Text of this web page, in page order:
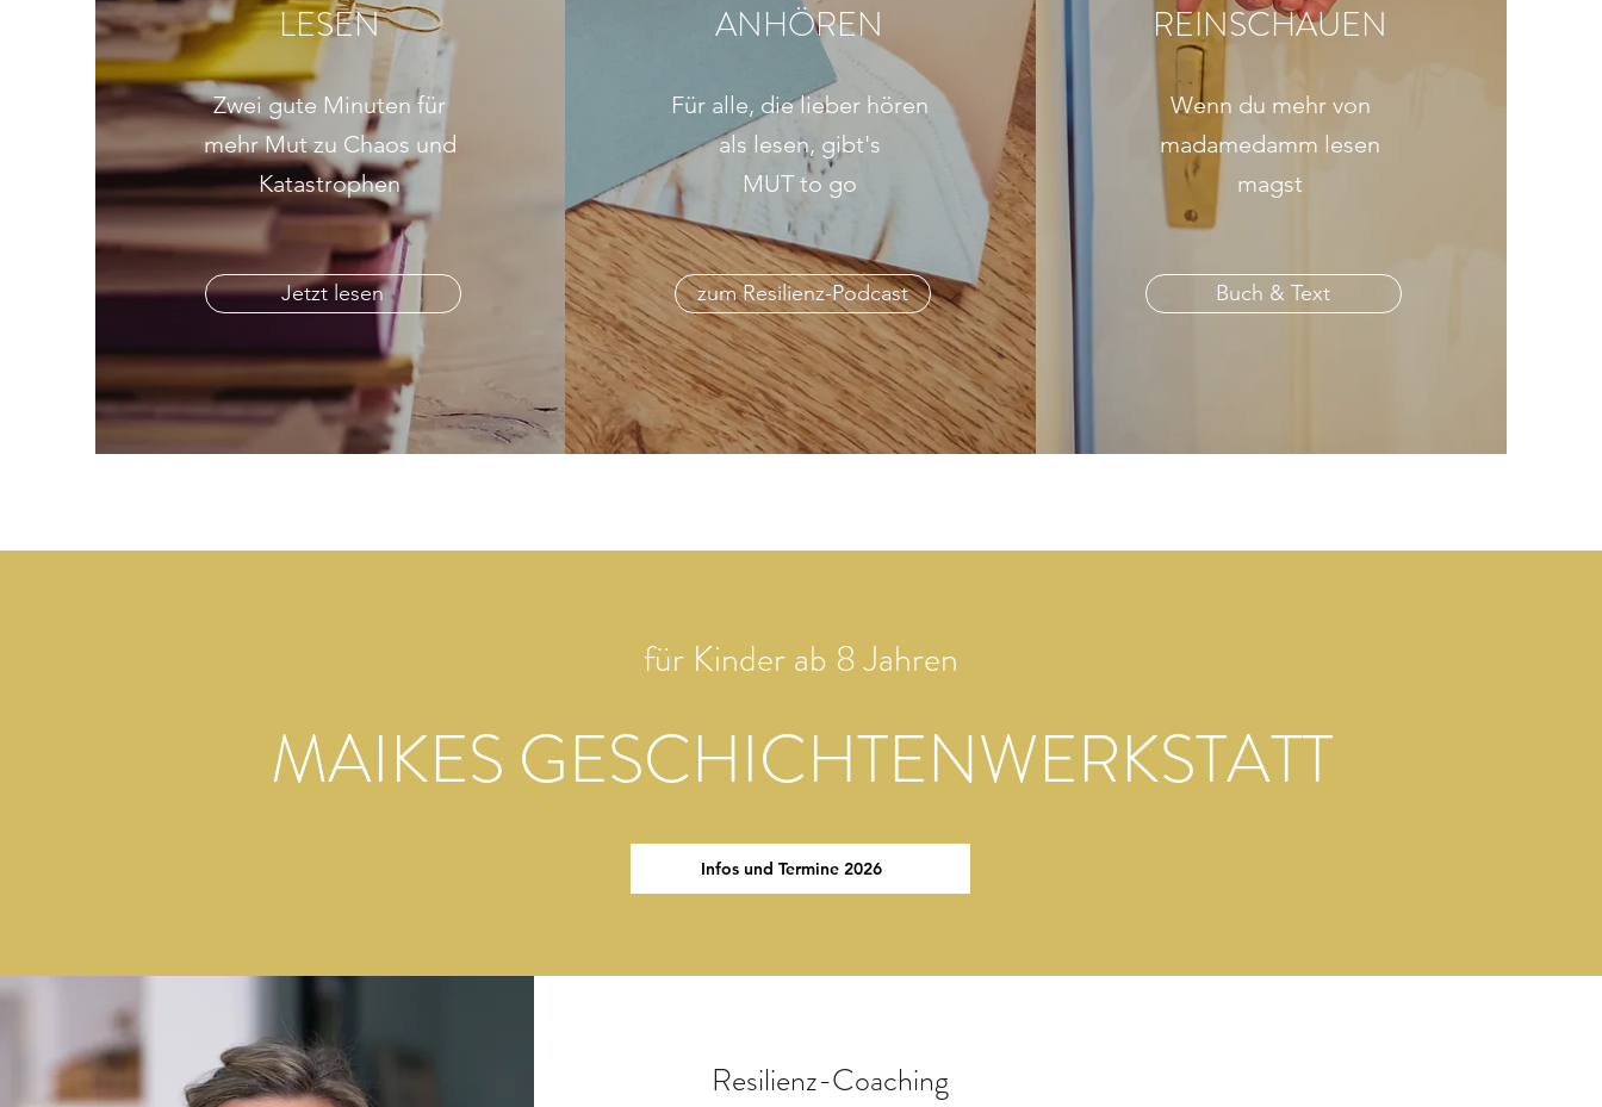
LESEN
Zwei gute Minuten für
mehr Mut zu Chaos und
Katastrophen
Jetzt lesen
ANHÖREN
Für alle, die lieber hören
als lesen, gibt's
MUT to go
zum Resilienz-Podcast
REINSCHAUEN
Wenn du mehr von
madamedamm lesen
magst
Buch & Text
für Kinder ab 8 Jahren
MAIKES GESCHICHTENWERKSTATT
Infos und Termine 2026
Resilienz-Coaching